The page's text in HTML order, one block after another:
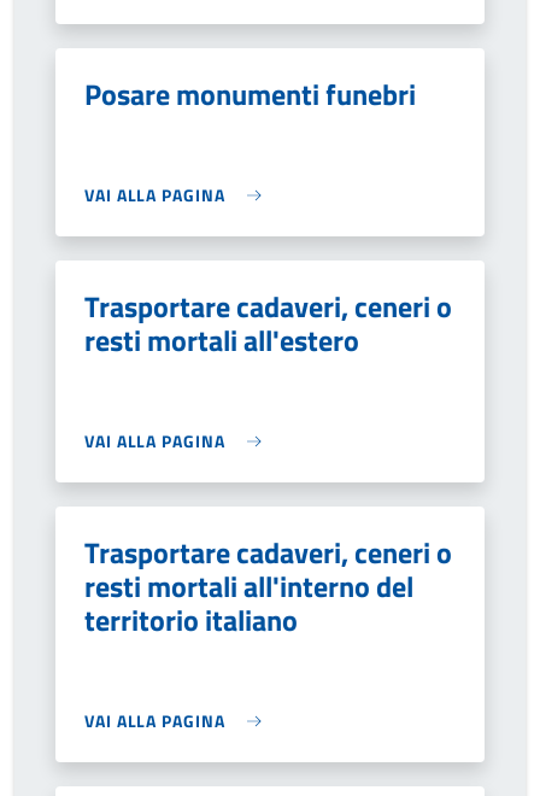
Posare monumenti funebri
VAI ALLA PAGINA
Trasportare cadaveri, ceneri o
resti mortali all'estero
VAI ALLA PAGINA
Trasportare cadaveri, ceneri o
resti mortali all'interno del
territorio italiano
VAI ALLA PAGINA